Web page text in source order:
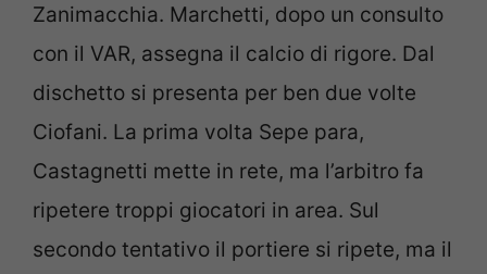
Zanimacchia. Marchetti, dopo un consulto
con il VAR, assegna il calcio di rigore. Dal
dischetto si presenta per ben due volte
Ciofani. La prima volta Sepe para,
Castagnetti mette in rete, ma l’arbitro fa
ripetere troppi giocatori in area. Sul
secondo tentativo il portiere si ripete, ma il